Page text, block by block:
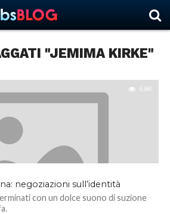
"JEMIMA KIRKE"
6.8K
negoziazioni sull’identità
con un dolce suono di suzione